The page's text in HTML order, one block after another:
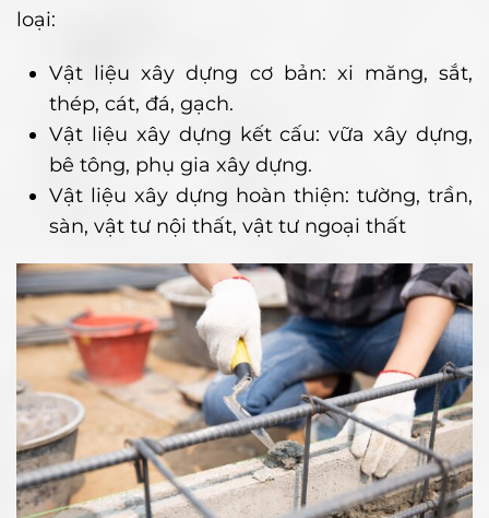
loại:
Vật liệu xây dựng cơ bản: xi măng, sắt,
thép, cát, đá, gạch.
Vật liệu xây dựng kết cấu: vữa xây dựng,
bê tông, phụ gia xây dựng.
Vật liệu xây dựng hoàn thiện: tường, trần,
sàn, vật tư nội thất, vật tư ngoại thất